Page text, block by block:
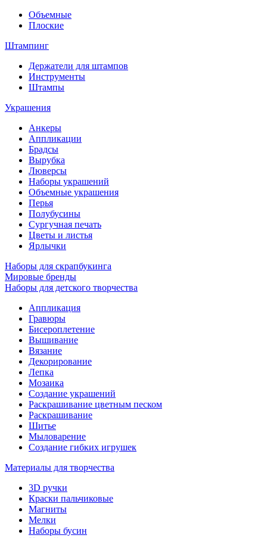
Объемные
Плоские
Штампинг
Держатели для штампов
Инструменты
Штампы
Украшения
Анкеры
Аппликации
Брадсы
Вырубка
Люверсы
Наборы украшений
Объемные украшения
Перья
Полубусины
Сургучная печать
Цветы и листья
Ярлычки
Наборы для скрапбукинга
Мировые бренды
Наборы для детского творчества
Аппликация
Гравюры
Бисероплетение
Вышивание
Вязание
Декорирование
Лепка
Мозаика
Создание украшений
Раскрашивание цветным песком
Раскрашивание
Шитье
Мыловарение
Создание гибких игрушек
Материалы для творчества
3D ручки
Краски пальчиковые
Магниты
Мелки
Наборы бусин